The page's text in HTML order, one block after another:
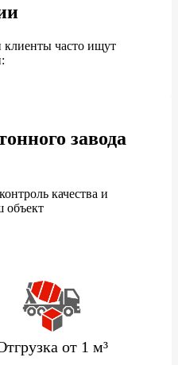
часто ищут
завода
качества и
объект
от 1 м³